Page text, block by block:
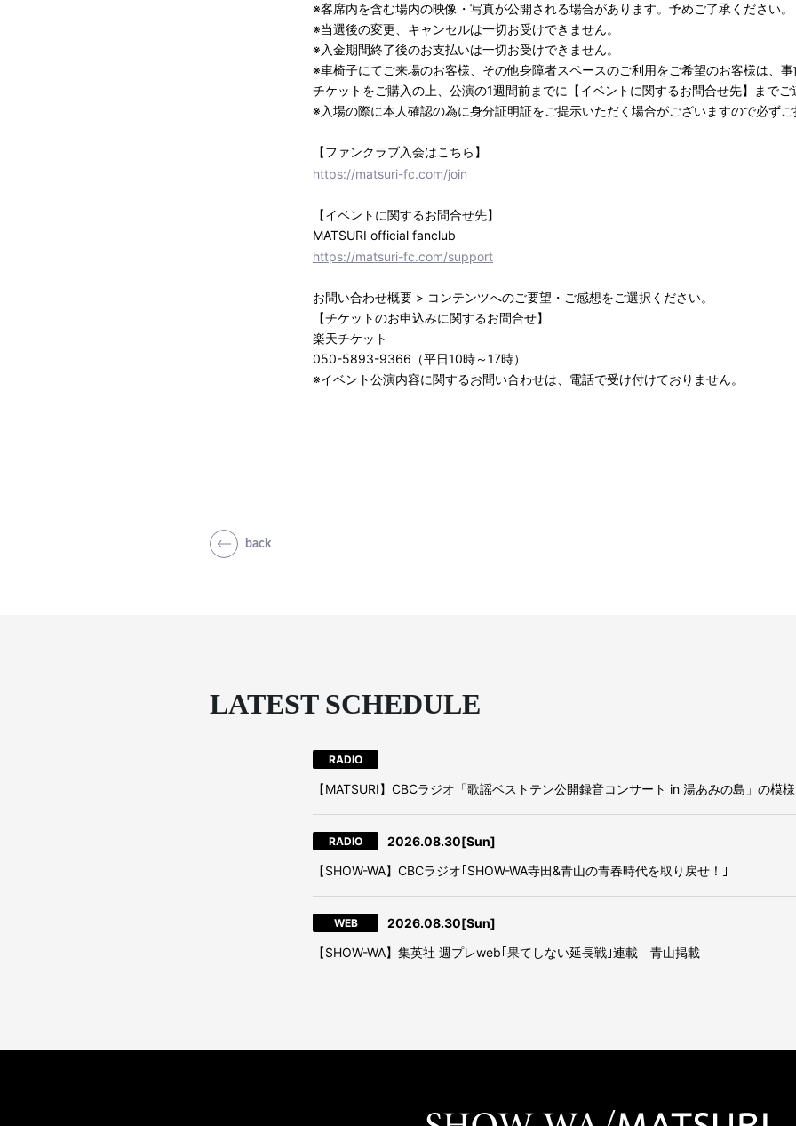
※客席内を含む場内の映像・写真が公開される場合があります。予めご了承ください。
※当選後の変更、キャンセルは一切お受けできません。
※入金期間終了後のお支払いは一切お受けできません。
※車椅子にてご来場のお客様、その他身障者スペースのご利用をご希望のお客様は、
チケットをご購入の上、公演の1週間前までに【イベントに関するお問合せ先】までご
※入場の際に本人確認の為に身分証明証をご提示いただく場合がございますので必ず
【ファンクラブ入会はこちら】
https://matsuri-fc.com/join
【イベントに関するお問合せ先】
MATSURI official fanclub
https://matsuri-fc.com/support
お問い合わせ概要 > コンテンツへのご要望・ご感想をご選択ください。
【チケットのお申込みに関するお問合せ】
楽天チケット
050-5893-9366（平日10時～17時）
※イベント公演内容に関するお問い合わせは、電話で受け付けておりません。
back
LATEST SCHEDULE
RADIO
【MATSURI】CBCラジオ「歌謡ベストテン公開録音コンサート in 湯あみの島」の模
RADIO 2026.08.30[Sun]
【SHOW-WA】CBCラジオ｢SHOW-WA寺田&青山の青春時代を取り戻せ！｣
WEB 2026.08.30[Sun]
【SHOW-WA】集英社 週プレweb｢果てしない延長戦｣連載 青山掲載